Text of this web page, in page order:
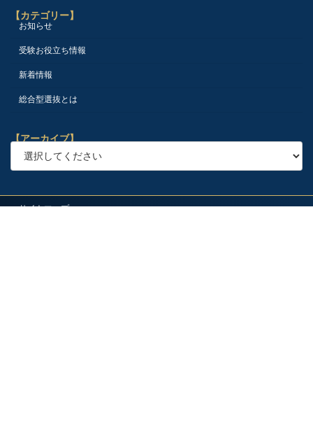
【カテゴリー】
お知らせ
受験お役立ち情報
新着情報
総合型選抜とは
【アーカイブ】
サイトマップ